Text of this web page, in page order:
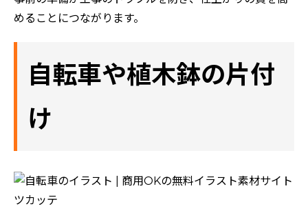
めることにつながります。
自転車や植木鉢の片付
け